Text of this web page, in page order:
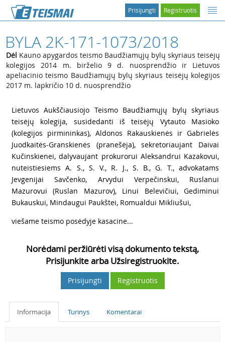
Registruotis
Prisijungti
BYLA 2K-171-1073/2018
Dėl Kauno apygardos teismo Baudžiamųjų bylų skyriaus teisėjų
kolegijos 2014 m. birželio 9 d. nuosprendžio ir Lietuvos
apeliacinio teismo Baudžiamųjų bylų skyriaus teisėjų kolegijos
2017 m. lapkričio 10 d. nuosprendžio
Lietuvos Aukščiausiojo Teismo Baudžiamųjų bylų skyriaus
teisėjų kolegija, susidedanti iš teisėjų Vytauto Masioko
(kolegijos pirmininkas), Aldonos Rakauskienės ir Gabrielės
Juodkaitės-Granskienės (pranešėja), sekretoriaujant Daivai
Kučinskienei, dalyvaujant prokurorui Aleksandrui Kazakovui,
nuteistiesiems A. S., S. V., R. J., S. B., G. T., advokatams
Jevgenijai Savčenko, Arvydui Verpečinskui, Ruslanui
Mazurovui (Ruslan Mazurov), Linui Belevičiui, Gediminui
Bukauskui, Mindaugui Paukštei, Romualdui Mikliušui,
viešame teismo posėdyje kasacine...
Norėdami peržiūrėti visą dokumento tekstą,
Prisijunkite arba Užsiregistruokite.
Prisijungti Registruotis
Informacija Turinys Komentarai